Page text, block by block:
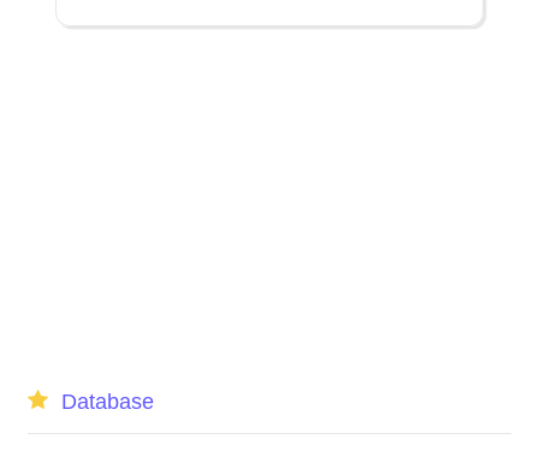
StateFieldPathExpression
Database